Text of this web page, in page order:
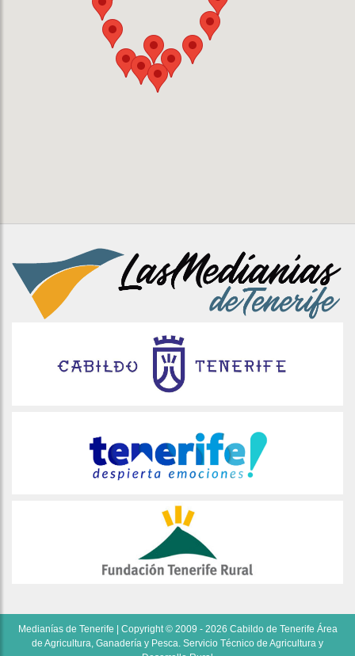
Medianías de Tenerife | Copyright © 2009 - 2026 Cabildo de Tenerife Área
de Agricultura, Ganadería y Pesca. Servicio Técnico de Agricultura y